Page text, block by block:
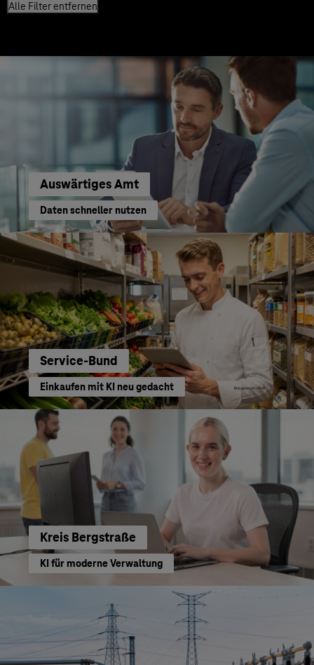
Alle Filter entfernen
Auswärtiges Amt
Daten schneller nutzen
Service-Bund
Einkaufen mit KI neu gedacht
Kreis Bergstraße
KI für moderne Verwaltung